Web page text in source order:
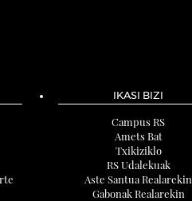
IKASI BIZI
Campus RS
Amets Bat
Txikiziklo
RS Udalekuak
Aste Santua Realarekin
Gabonak Realarekin